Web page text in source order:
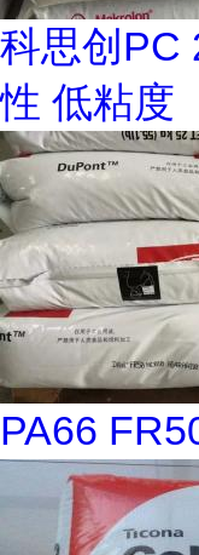
科思创PC
性 低粘度
PA66